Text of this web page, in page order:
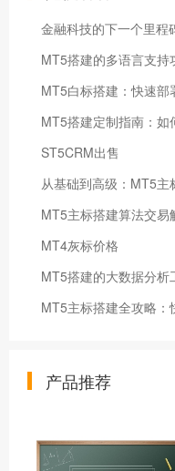
MT5搭建的多语言支
MT5白标搭建：快速
MT5搭建定制指南：
ST5CRM出售
从基础到高级：MT5主
MT5主标搭建算法交
MT4灰标价格
MT5搭建的大数据分
MT5主标搭建全攻略
产品推荐